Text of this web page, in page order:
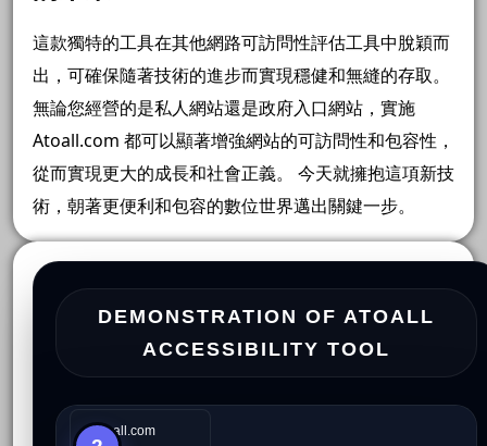
這款獨特的工具在其他網路可訪問性評估工具中脫穎而
出，可確保隨著技術的進步而實現穩健和無縫的存取。
無論您經營的是私人網站還是政府入口網站，實施
Atoall.com 都可以顯著增強網站的可訪問性和包容性，
從而實現更大的成長和社會正義。 今天就擁抱這項新技
術，朝著更便利和包容的數位世界邁出關鍵一步。
DEMONSTRATION OF ATOALL
ACCESSIBILITY TOOL
🌐Atoall.com